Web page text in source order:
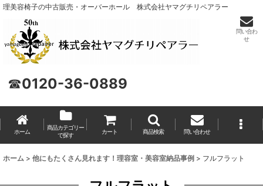
理美容椅子の中古販売・オーバーホール 株式会社ヤマグチリペアラー
☎0120-36-0889
問い合わ
せ
ホーム
商品カテゴリー
で探す
カート 商品検索 問い合わせ
ホーム > 他にもたくさん見れます！理容室・美容室納品事例 > フルフラット